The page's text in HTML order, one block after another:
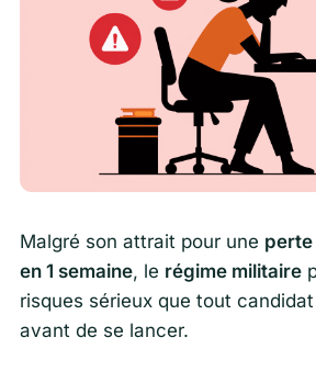
Malgré son attrait pour une perte
en 1 semaine, le régime militaire
risques sérieux que tout
avant de se lancer.